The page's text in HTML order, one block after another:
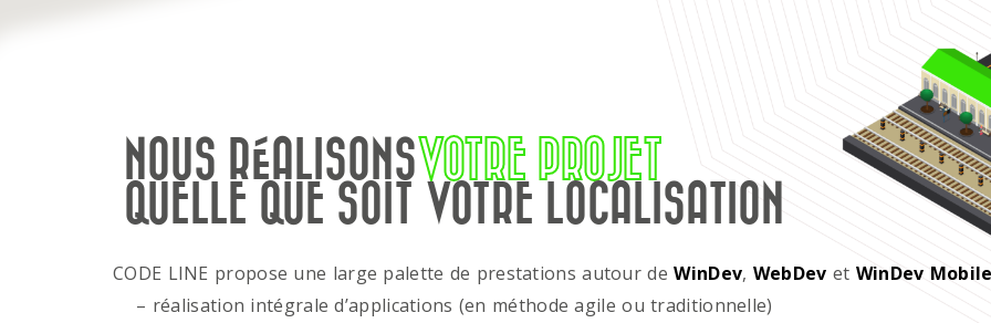
NOUS RÉALISONSVOTRE PROJET
QUELLE QUE SOIT VOTRE LOCALISATION
CODE LINE propose une large palette de prestations autour deWinDev, WebDev et WinDev
– réalisation intégrale d’applications (en méthode agile ou traditionnelle)